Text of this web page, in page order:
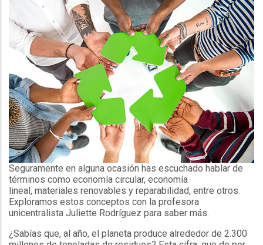
Seguramente en alguna ocasión has escuchado hablar de
términos como economía circular, economía
lineal, materiales renovables y reparabilidad, entre otros.
Exploramos estos conceptos con la profesora
unicentralista Juliette Rodríguez para saber más.
¿Sabías que, al año, el planeta produce alrededor de 2.300